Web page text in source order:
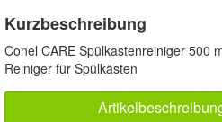
Kurzbeschreibung
Conel CARE Spülkastenreiniger 500
Reiniger für Spülkästen